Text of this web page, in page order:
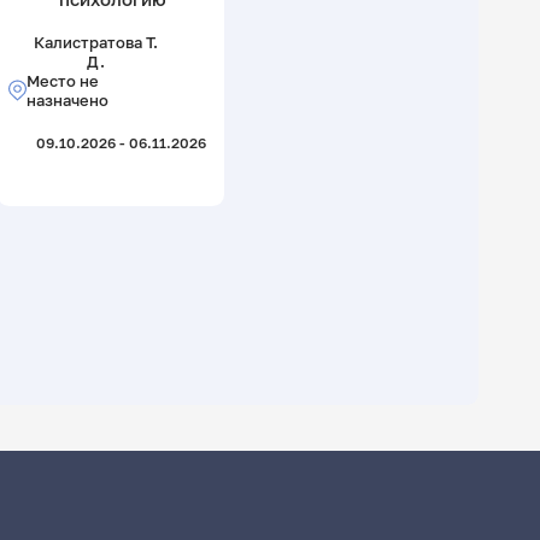
Калистратова Т.
Д.
Место не
назначено
09.10.2026 - 06.11.2026